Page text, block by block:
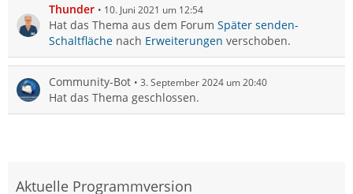
Thunder 10. Juni 2021 um 12:54
Hat das Thema aus dem Forum Später senden-
Schaltfläche nach Erweiterungen verschoben.
Community-Bot 3. September 2024 um 20:40
Hat das Thema geschlossen.
Aktuelle Programmversion